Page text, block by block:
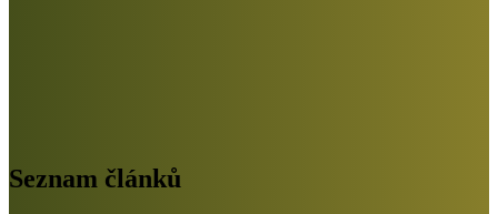
Seznam článků